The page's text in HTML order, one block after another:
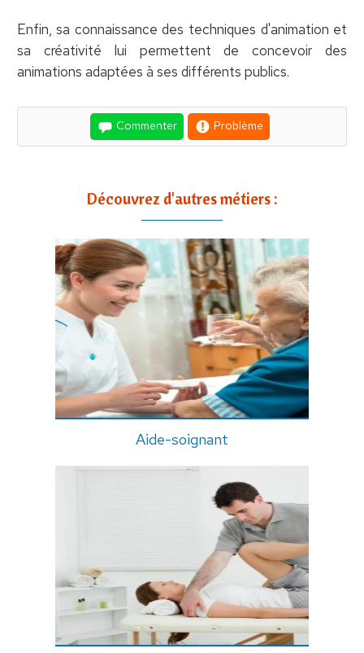
Enfin, sa connaissance des techniques d'animation et
sa créativité lui permettent de concevoir des
animations adaptées à ses différents publics.
Commenter Problème
Découvrez d'autres métiers :
Aide-soignant